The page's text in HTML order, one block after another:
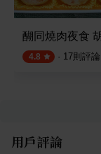
醐同燒肉夜食
4.8 · 17則評論
用戶評論